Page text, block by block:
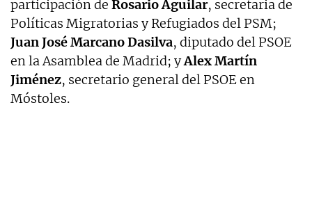
participación de Rosario Aguilar, secretaria de
Políticas Migratorias y Refugiados del PSM;
Juan José Marcano Dasilva, diputado del PSOE
en la Asamblea de Madrid; yAlex Martín
Jiménez, secretario general del PSOE en
Móstoles.